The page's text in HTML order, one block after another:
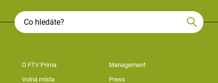
O FTV Prima Management
Volná místa Press